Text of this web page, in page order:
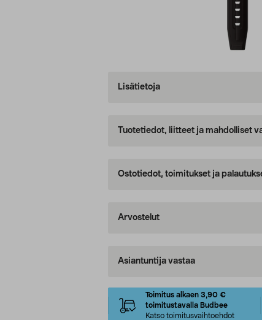
Lisätietoja
Tuotetiedot, liitteet ja mahdolliset
Ostotiedot, toimitukset ja
Arvostelut
Asiantuntija vastaa
Toimitus alkaen 3,90 €
toimitustavalla Budbee
Katso toimitusvaihtoehdot